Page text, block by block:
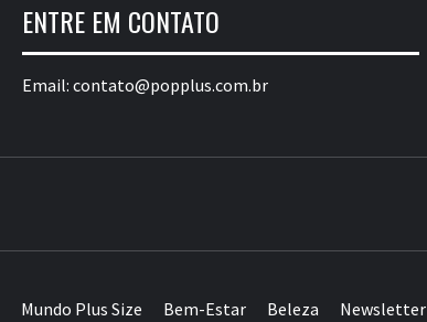
ENTRE EM CONTATO
Email: contato@popplus.com.br
Mundo Plus Size Bem-Estar Beleza Newsletter